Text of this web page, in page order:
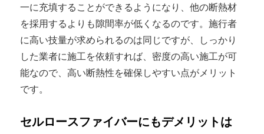
一に充填することができるようになり、他の断熱材
を採用するよりも隙間率が低くなるのです。施行者
に高い技量が求められるのは同じですが、しっかり
した業者に施工を依頼すれば、密度の高い施工が可
能なので、高い断熱性を確保しやすい点がメリット
です。
セルロースファイバーにもデメリットは